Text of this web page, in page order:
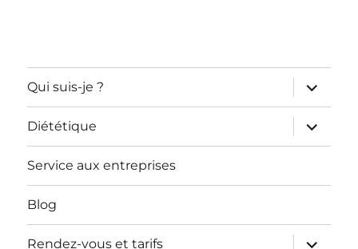
Qui suis-je ?
ouvrir
le
sous-
menu
Diététique
ouvrir
le
sous-
Service aux entreprises
Blog
Rendez-vous et tarifs
ouvrir